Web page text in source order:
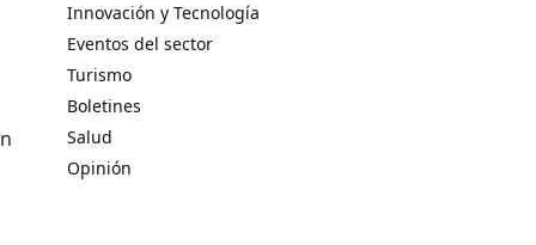
Innovación y Tecnología
Eventos del sector
Turismo
Boletines
Salud
Opinión